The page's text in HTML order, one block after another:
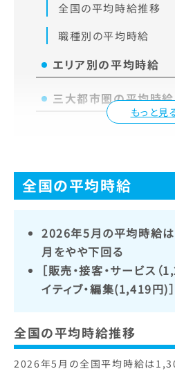
もっと見
全国の平均時給推移
職種別の平均時給
エリア別の平均時給
三大都市圏の平均時給
全国の平均時給
2026年5月の平均時給
月をやや下回る
［販売・接客・サービス（
イティブ・編集(1,419円)
全国の平均時給推移
2026年5月の全国平均時給は